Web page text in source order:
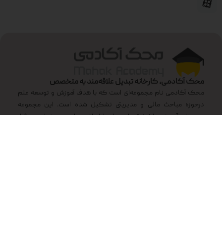
محک آکادمی، کارخانه تبدیل علاقه‌مند به متخصص
محک آکادمی نام مجموعه‌ای است که با هدف آموزش و توسعه علم
درحوزه مباحث مالی و مدیریتی تشکیل شده است. این مجموعه
دوره‌های آموزشی باکیفیتی را همراه با اساتید بنام و سرشناس برگزار